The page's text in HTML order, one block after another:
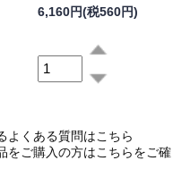
6,160円(税560円)
よくある質問はこちら
をご購入の方はこちらをご確